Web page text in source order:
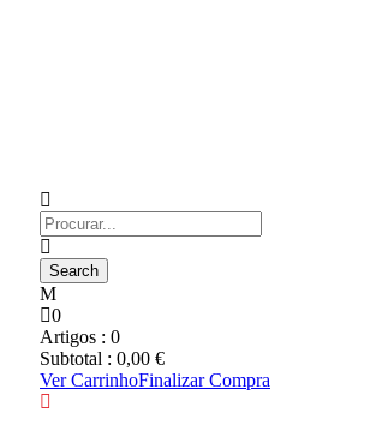
0
Artigos : 0
Subtotal : 0,00 €
Ver CarrinhoFinalizar Compra